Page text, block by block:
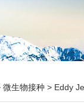
微生物接种 > Eddy